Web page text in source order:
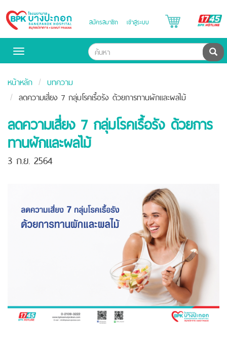
Bangpakok
Hospital
สมัครสมาชิก เข้าสู่ระบบ
Toggle
ค้น
หน้าหลัก
บทความ
ลดความเสี่ยง 7 กลุ่มโรคเรื้อรัง ด้วยการทานผักและผลไม้
ลดความเสี่ยง 7 กลุ่มโรคเรื้อรัง ด้วยการ
ทานผักและผลไม้
3 ก.ย. 2564